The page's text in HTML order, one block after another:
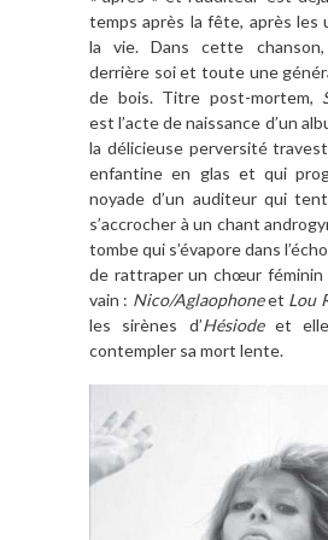
temps après la fête, après les
la vie. Dans cette
derrière soi et toute une
de bois. Titre post-mortem,
est l’acte de naissance d’un
la délicieuse perversité
enfantine en glas et qui
noyade d’un auditeur qui
s’accrocher à un chant
tombe qui s’évapore dans
de rattraper un chœur féminin
vain : Nico/Aglaophoneet Lou
les sirènes d’Hésiodeet
contempler sa mort lente.